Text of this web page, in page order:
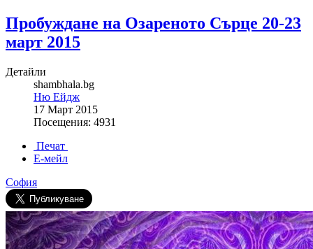
Пробуждане на Озареното Сърце 20-23
март 2015
Детайли
shambhala.bg
Ню Ейдж
17 Март 2015
Посещения: 4931
Печат
Е-мейл
София